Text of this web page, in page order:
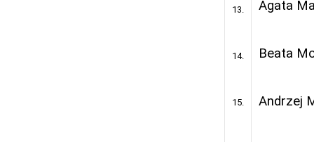
13.
14.
15.
Agata
Beata
Andrzej